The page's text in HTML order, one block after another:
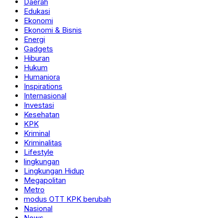
Edukasi
Ekonomi
Ekonomi & Bisnis
Energi
Gadgets
Hiburan
Hukum
Humaniora
Inspirations
Internasional
Investasi
Kesehatan
KPK
Kriminal
Kriminalitas
Lifestyle
lingkungan
Lingkungan Hidup
Megapolitan
Metro
modus OTT KPK berubah
Nasional